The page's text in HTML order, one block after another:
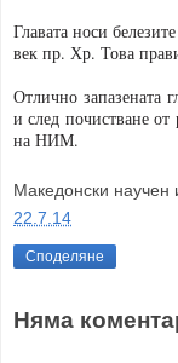
Главата носи
век пр. Хр. Това
Отлично запазената
и след почистване
на НИМ.
Македонски научен
22.7.14
Споделяне
Няма